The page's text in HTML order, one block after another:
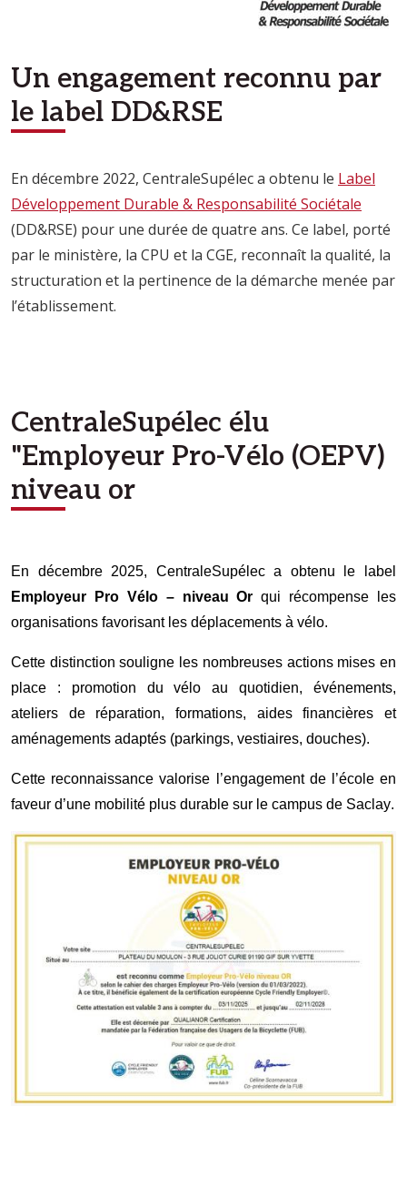
Un engagement reconnu par
le label DD&RSE
En décembre 2022, CentraleSupélec a obtenu le Label
Développement Durable & Responsabilité Sociétale
(DD&RSE) pour une durée de quatre ans. Ce label, porté
par le ministère, la CPU et la CGE, reconnaît la qualité, la
structuration et la pertinence de la démarche menée par
l’établissement.
CentraleSupélec élu
"Employeur Pro-Vélo (OEPV)
niveau or
En décembre 2025, CentraleSupélec a obtenu le label
Employeur Pro Vélo – niveau Or qui récompense les
organisations favorisant les déplacements à vélo.
Cette distinction souligne les nombreuses actions mises en
place : promotion du vélo au quotidien, événements,
ateliers de réparation, formations, aides financières et
aménagements adaptés (parkings, vestiaires, douches).
Cette reconnaissance valorise l’engagement de l’école en
faveur d’une mobilité plus durable sur le campus de Saclay.
Image